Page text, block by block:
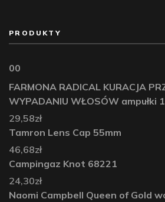
PRODUKTY
00
FARMONA RADICAL KURACJA
WYPADANIU WŁOSÓW ampułki
29,58zł
Tamron Lens Cap 55mm
46,68zł
Campingaz Knot 68221
24,30zł
Naomi Campbell Queen of Gold